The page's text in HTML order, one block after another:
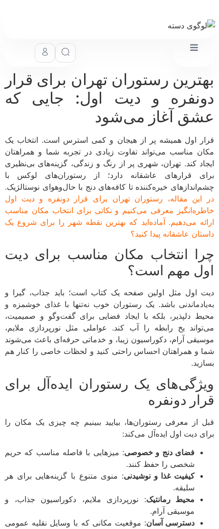
رستوران تهران برای قرار
و دیت اول: جایی که
آغاز می‌شود
اول همیشه پر از هیجان و کمی استرس است. انتخاب یک
مناسب می‌تواند تفاوت زیادی در تجربه شما و همراهتان
کند. تهران، شهری پر از رنگ و زندگی، گزینه‌های بی‌نظیری
قرارهای عاشقانه دارد؛ از رستوران‌های لوکس با
خیره‌کننده تا کافه‌های دنج با حال‌وهوای نوستالژیک.
مقاله، رستوران تهران برای قرار دونفره و دیت اول
معرفی می‌کنیم و نکاتی برای انتخاب مکان مناسب
می‌دهیم. آماده‌اید که بهترین نقطه شهر را برای شروع یک
عاشقانه پیدا کنید؟
انتخاب مکان مناسب برای دیت
مهم است؟
اول مثل اولین صفحه یک کتاب است؛ باید جذاب، گیرا و
باشد. یک رستوران خوب نه‌تنها با غذای خوشمزه و
دلپذیر، بلکه با ایجاد فضایی برای گفت‌وگو و صمیمیت،
یخ رابطه را آب کند. عواملی مثل نورپردازی ملایم،
آرام، دکوراسیون زیبا، و خدماتی حرفه‌ای باعث می‌شوند
و همراهتان احساس راحتی کنید و لحظات خاصی را کنار هم
یک رستوران ایده‌آل برای
دونفره
از معرفی رستوران‌ها، بیایید ببینیم چه چیزی یک مکان را
دیت اول ایده‌آل می‌کند:
فضای دنج و خصوصی: میزهایی با فاصله مناسب که حریم
شخصی را حفظ کنند.
کیفیت غذا و نوشیدنی: منوی متنوع با گزینه‌هایی برای هر
سلیقه.
محیط رمانتیک: نورپردازی ملایم، دکوراسیون جذاب، و
موسیقی آرام.
دسترسی آسان: موقعیت مکانی که با وسایل نقلیه عمومی